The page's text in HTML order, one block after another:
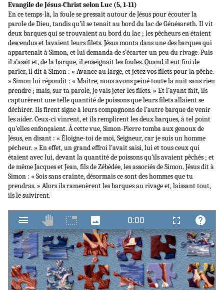
Evangile de Jésus-Christ selon Luc (5, 1-11)
En ce temps-là, la foule se pressait autour de Jésus pour écouter la
parole de Dieu, tandis qu’il se tenait au bord du lac de Génésareth. Il vit
deux barques qui se trouvaient au bord du lac ; les pêcheurs en étaient
descendus et lavaient leurs filets. Jésus monta dans une des barques qui
appartenait à Simon, et lui demanda de s’écarter un peu du rivage. Puis
il s’assit et, de la barque, il enseignait les foules. Quand il eut fini de
parler, il dit à Simon : « Avance au large, et jetez vos filets pour la pêche.
» Simon lui répondit : « Maître, nous avons peiné toute la nuit sans rien
prendre ; mais, sur ta parole, je vais jeter les filets. » Et l’ayant fait, ils
capturèrent une telle quantité de poissons que leurs filets allaient se
déchirer. Ils firent signe à leurs compagnons de l’autre barque de venir
les aider. Ceux-ci vinrent, et ils remplirent les deux barques, à tel point
qu’elles enfonçaient. À cette vue, Simon-Pierre tomba aux genoux de
Jésus, en disant : « Éloigne-toi de moi, Seigneur, car je suis un homme
pécheur. » En effet, un grand effroi l’avait saisi, lui et tous ceux qui
étaient avec lui, devant la quantité de poissons qu’ils avaient pêchés ; et
de même Jacques et Jean, fils de Zébédée, les associés de Simon. Jésus dit à
Simon : « Sois sans crainte, désormais ce sont des hommes que tu
prendras. » Alors ils ramenèrent les barques au rivage et, laissant tout,
ils le suivirent.